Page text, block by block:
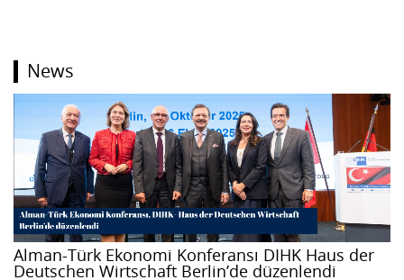
News
Alman-Türk Ekonomi Konferansı DIHK Haus der
Deutschen Wirtschaft Berlin’de düzenlendi